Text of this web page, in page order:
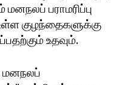
மனநலப் பராமரிப்பு
குழந்தைகளுக்கு
உதவும்.
மனநலப்